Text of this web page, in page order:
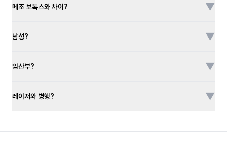
메조 보톡스와 차이? ▼
남성? ▼
임산부? ▼
레이저와 병행? ▼